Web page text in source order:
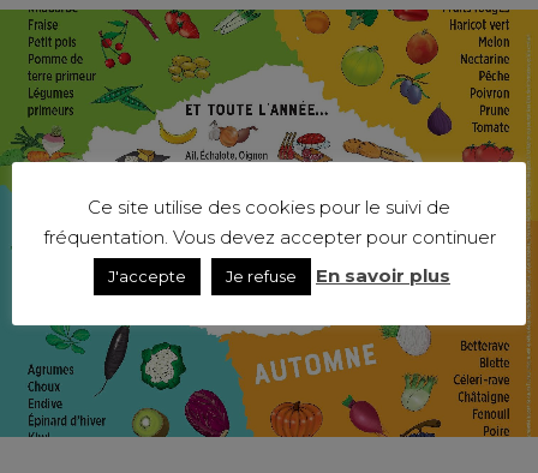
Ce site utilise des cookies pour le suivi de
fréquentation. Vous devez accepter pour continuer
J'accepte Je refuse En savoir plus